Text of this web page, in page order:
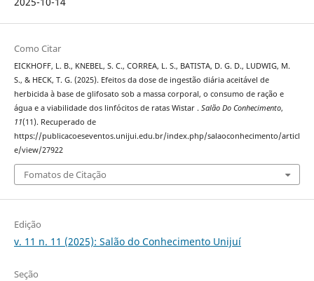
Como Citar
EICKHOFF, L. B., KNEBEL, S. C., CORREA, L. S., BATISTA, D. G. D., LUDWIG, M.
S., & HECK, T. G. (2025). Efeitos da dose de ingestão diária aceitável de
herbicida à base de glifosato sob a massa corporal, o consumo de ração e
água e a viabilidade dos linfócitos de ratas Wistar . Salão Do Conhecimento,
11(11). Recuperado de
https://publicacoeseventos.unijui.edu.br/index.php/salaoconhecimento/articl
e/view/27922
Fomatos de Citação
Edição
v. 11 n. 11 (2025): Salão do Conhecimento Unijuí
Seção